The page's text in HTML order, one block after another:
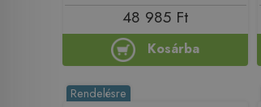
48 985 Ft
Kosárba
Rendelésre